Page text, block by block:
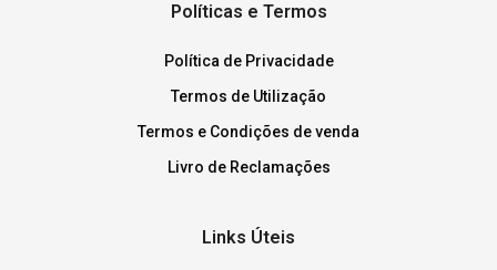
Políticas e Termos
Política de Privacidade
Termos de Utilização
Termos e Condições de venda
Livro de Reclamações
Links Úteis